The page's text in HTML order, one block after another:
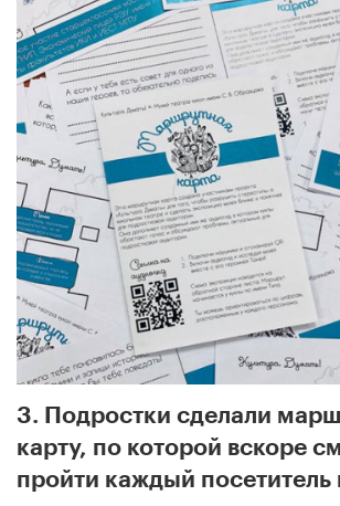
3. Подростки сделали
карту, по которой вскоре
пройти каждый посетитель